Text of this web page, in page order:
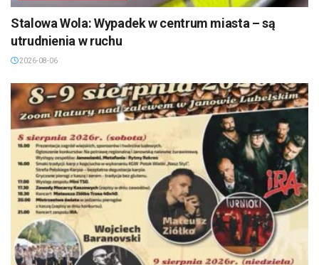
Stalowa Wola: Wypadek w centrum miasta – są
utrudnienia w ruchu
2026-08-06